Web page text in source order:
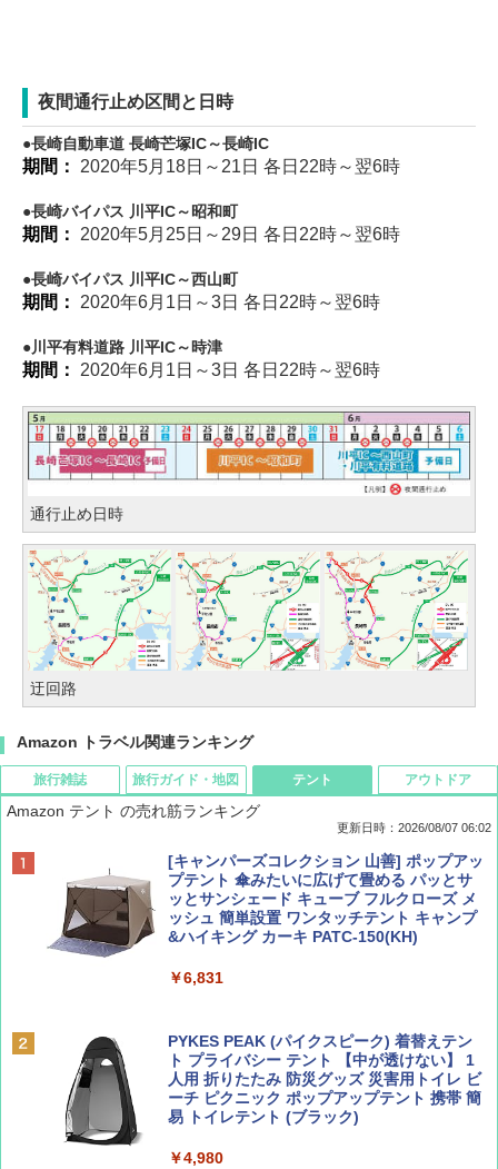
夜間通行止め区間と日時
長崎自動車道 長崎芒塚IC～長崎IC
期間： 2020年5月18日～21日 各日22時～翌6時
長崎バイパス 川平IC～昭和町
期間： 2020年5月25日～29日 各日22時～翌6時
長崎バイパス 川平IC～西山町
期間： 2020年6月1日～3日 各日22時～翌6時
川平有料道路 川平IC～時津
期間： 2020年6月1日～3日 各日22時～翌6時
通行止め日時
迂回路
Amazon トラベル関連ランキング
旅行雑誌
ディズニーファン ２０２６年 ９月号 [雑
誌] (ＤＩＳＮＥＹ ＦＡＮ)
￥713
￥1,500
旅行ガイド・地図
D40 地球の歩き方 チェンマイ タイ北部の魅
力的な町 2026～2027 地球の歩き方D アジア
￥2,079
￥2,479
テント
Amazon テント の売れ筋ランキング
更新日時：2026/08/07 06:02
[キャンパーズコレクション 山善] ポップアッ
プテント 傘みたいに広げて畳める パッとサ
ッとサンシェード キューブ フルクローズ メ
ッシュ 簡単設置 ワンタッチテント キャンプ
&ハイキング カーキ PATC-150(KH)
￥6,831
PYKES PEAK (パイクスピーク) 着替えテン
ト プライバシー テント 【中が透けない】 1
人用 折りたたみ 防災グッズ 災害用トイレ ビ
ーチ ピクニック ポップアップテント 携帯 簡
易 トイレテント (ブラック)
￥4,980
アウトドア